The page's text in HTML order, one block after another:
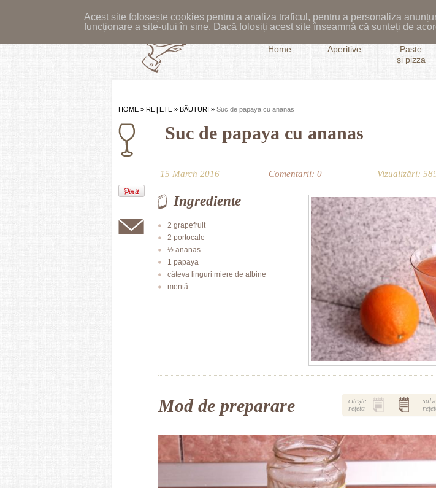
Acest site folosește cookies pentru a analiza traficul, pentru a personaliza
funcționare a site-ului în sine. Dacă folosiți acest site înseamnă că sunteți de
Home Aperitive
Paste
și pizza
HOME » REȚETE » BĂUTURI » Suc de papaya cu ananas
Suc de papaya cu ananas
15 March 2016 Comentarii: 0 Vizualizări:
Ingrediente
2 grapefruit
2 portocale
½ ananas
1 papaya
câteva linguri miere de albine
mentă
Mod de preparare
citeşte
reţeta